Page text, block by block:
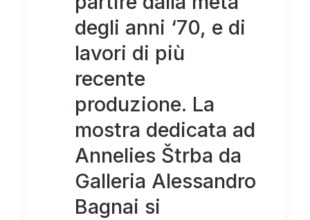
degli anni ‘70, e di
lavori di più
recente
produzione. La
mostra dedicata ad
Annelies Štrba da
Galleria Alessandro
Bagnai si